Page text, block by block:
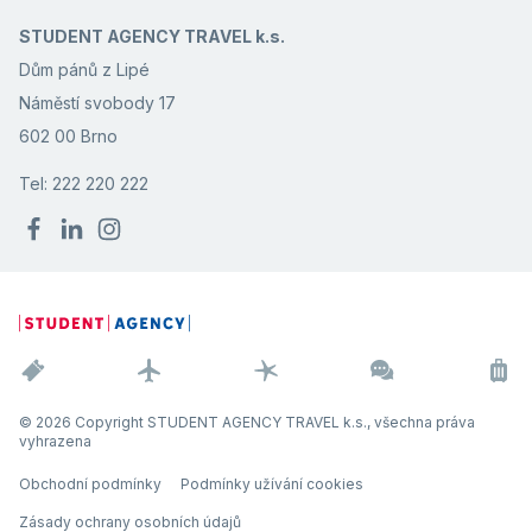
STUDENT AGENCY TRAVEL k.s.
Dům pánů z Lipé
Náměstí svobody 17
602 00 Brno
Tel: 222 220 222
© 2026 Copyright STUDENT AGENCY TRAVEL k.s., všechna práva
vyhrazena
Obchodní podmínky Podmínky užívání cookies
Zásady ochrany osobních údajů